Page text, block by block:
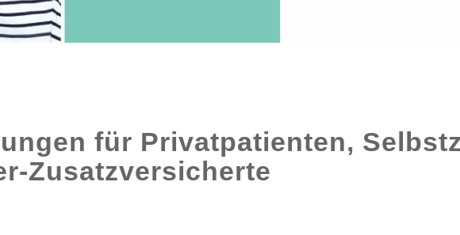
für Privatpatienten,
Zusatzversicherte